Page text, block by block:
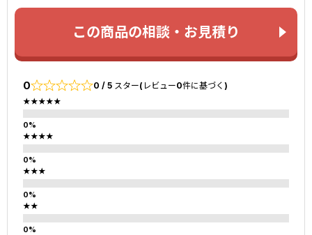
この商品の相談・お見積り
0 0 / 5 スター(レビュー0件に基づく)
★★★★★
★★★★
★★★
★★